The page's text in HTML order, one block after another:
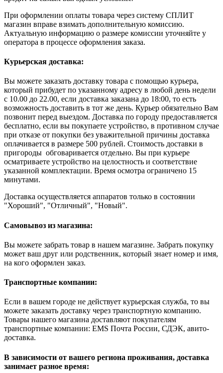
При оформлении оплаты товара через систему СПЛИТ
магазин вправе взимать дополнительную комиссию.
Актуальную информацию о размере комиссии уточняйте у
оператора в процессе оформления заказа.
Курьерская доставка:
Вы можете заказать доставку товара с помощью курьера,
который прибудет по указанному адресу в любой день недели
с 10.00 до 22.00, если доставка заказана до 18:00, то есть
возможность доставить в тот же день. Курьер обязательно Вам
позвонит перед выездом. Доставка по городу предоставляется
бесплатно, если вы покупаете устройство, в противном случае
при отказе от покупки без уважительной причины доставка
оплачивается в размере 500 рублей. Стоимость доставки в
пригороды обговаривается отдельно. Вы при курьере
осматриваете устройство на целостность и соответствие
указанной комплектации. Время осмотра ограничено 15
минутами.
Доставка осуществляется аппаратов только в состоянии
"Хороший", "Отличный", "Новый".
Самовывоз из магазина:
Вы можете забрать товар в нашем магазине. Забрать покупку
может ваш друг или родственник, который знает номер и имя,
на кого оформлен заказ.
Транспортные компании:
Если в вашем городе не действует курьерская служба, то вы
можете заказать доставку через транспортную компанию.
Товары нашего магазина доставляют покупателям
транспортные компании: EMS Почта России, СДЭК, авито-
доставка.
В зависимости от вашего региона проживания, доставка
занимает разное время: